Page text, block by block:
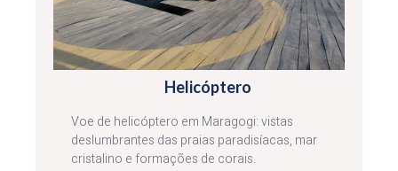
Helicóptero
Voe de helicóptero em Maragogi: vistas
deslumbrantes das praias paradisíacas, mar
cristalino e formações de corais.